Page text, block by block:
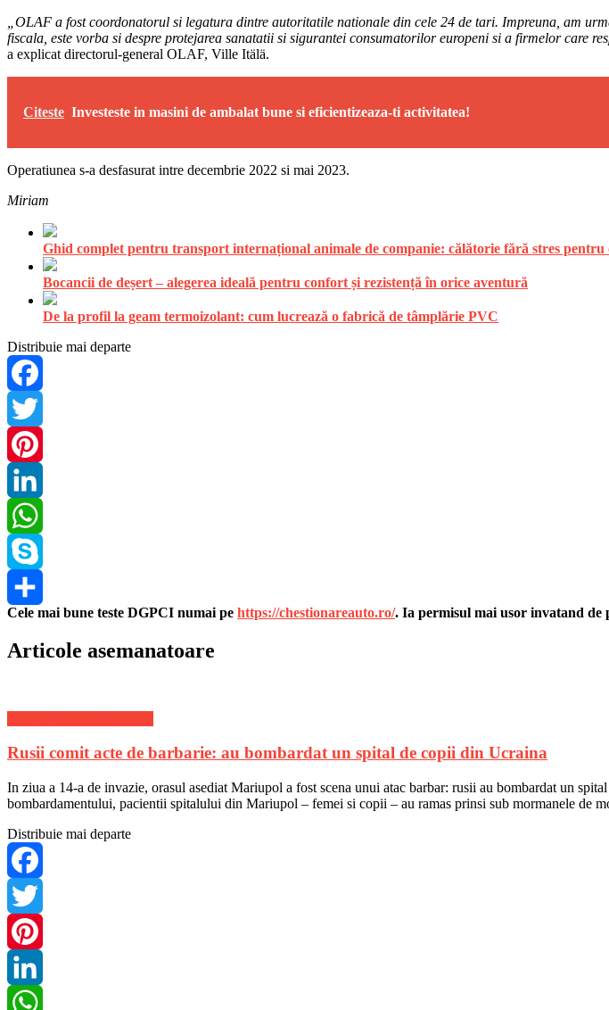
„OLAF a fost coordonatorul si legatura dintre autoritatile nationale din cele 24 de tari. Impreuna, am
fiscala, este vorba si despre protejarea sanatatii si sigurantei consumatorilor europeni si a firmelor care
a explicat directorul-general OLAF, Ville Itälä.
Citeste Investeste in masini de ambalat bune si eficientizeaza-ti activitatea!
Operatiunea s-a desfasurat intre decembrie 2022 si mai 2023.
Miriam
Ghid complet pentru transport internațional animale de companie: călătorie fără stres pentru
Bocancii de deșert – alegerea ideală pentru confort și rezistență în orice aventură
De la profil la geam termoizolant: cum lucrează o fabrică de tâmplărie PVC
Distribuie mai departe
Facebook
Twitter
Pinterest
LinkedIn
WhatsApp
Skype
Share
Cele mai bune teste DGPCI numai pe https://chestionareauto.ro/. Ia permisul mai usor invatand de
Articole asemanatoare
Rusii comit acte de barbarie: au bombardat un spital de copii din Ucraina
In ziua a 14-a de invazie, orasul asediat Mariupol a fost scena unui atac barbar: rusii au bombardat un
bombardamentului, pacientii spitalului din Mariupol – femei si copii – au ramas prinsi sub mormanele de
Distribuie mai departe
Facebook
Twitter
Pinterest
LinkedIn